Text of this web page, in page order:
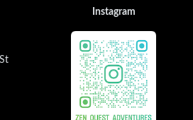
Instagram